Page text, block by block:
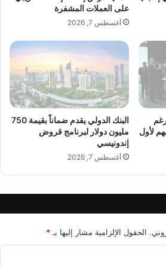
على العملات المشفرة
أغسطس 7, 2026
لأول
البنك الدولي يقدم ضماناً بقيمة 750
مليون دولار لبرنامج قروض
إندونيسي
أغسطس 7, 2026
الحقول الإلزامية مشار إليها بـ *